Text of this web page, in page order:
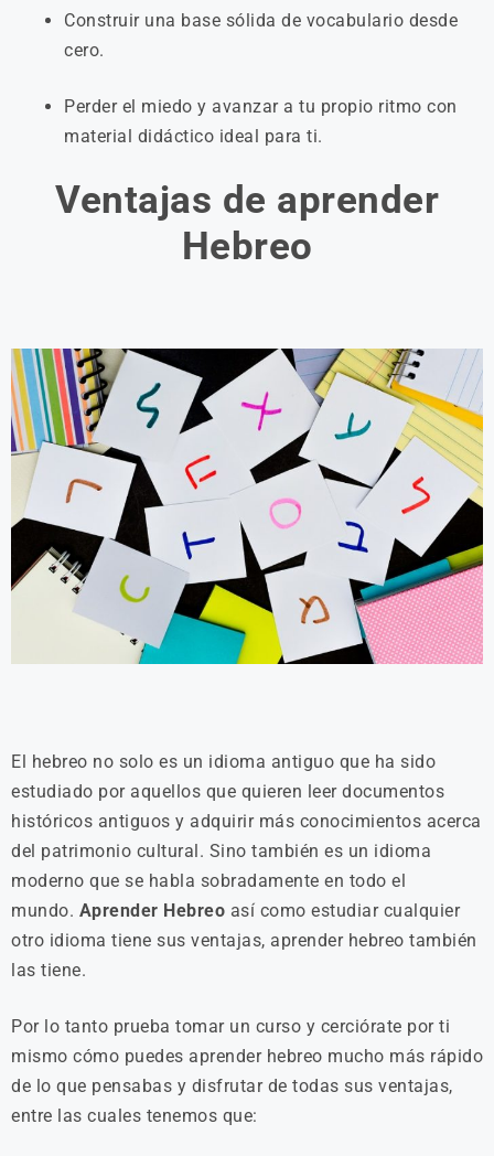
Construir una base sólida de vocabulario desde
cero.
Perder el miedo y avanzar a tu propio ritmo con
material didáctico ideal para ti.
Ventajas de aprender
Hebreo
El hebreo no solo es un idioma antiguo que ha sido
estudiado por aquellos que quieren leer documentos
históricos antiguos y adquirir más conocimientos acerca
del patrimonio cultural. Sino también es un idioma
moderno que se habla sobradamente en todo el
mundo. Aprender Hebreo así como estudiar cualquier
otro idioma tiene sus ventajas, aprender hebreo también
las tiene.
Por lo tanto prueba tomar un curso y cerciórate por ti
mismo cómo puedes aprender hebreo mucho más rápido
de lo que pensabas y disfrutar de todas sus ventajas,
entre las cuales tenemos que: